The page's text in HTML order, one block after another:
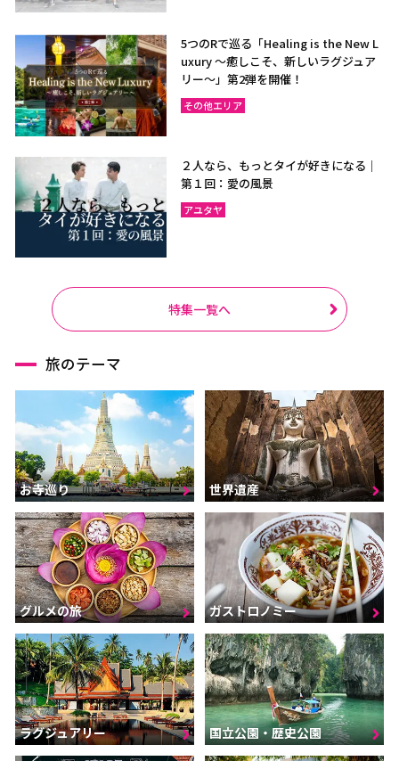
5つのRで巡る「Healing is the New L
uxury ～癒しこそ、新しいラグジュア
リー〜」第2弾を開催！
その他エリア
２人なら、もっとタイが好きになる｜
第１回：愛の風景
アユタヤ
特集一覧へ
旅のテーマ
お寺巡り 世界遺産
グルメの旅 ガストロノミー
ラグジュアリー 国立公園・歴史公園